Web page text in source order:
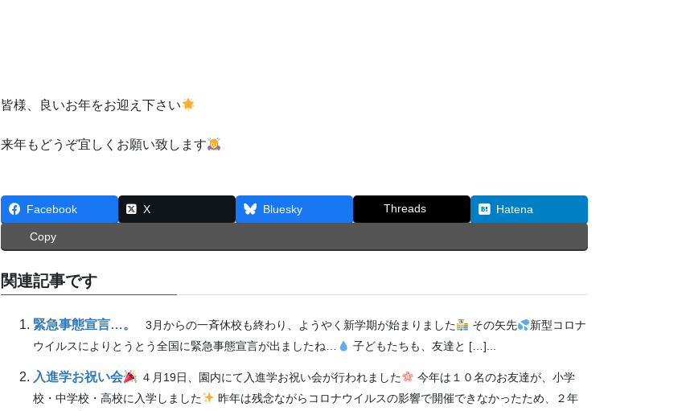
皆様、良いお年をお迎え下さい
来年もどうぞ宜しくお願い致します
Facebook X Bluesky Threads Hatena
Copy
関連記事です
緊急事態宣言…。 3月からの一斉休校も終わり、ようやく新学期が始まりました その矢先
新型コロナ
ウイルスによりとうとう全国に緊急事態宣言が出ましたね…
子どもたちも、友達と […]...
入進学お祝い会 ４月19日、園内にて入進学お祝い会が行われました
今年は１０名のお友達が、小学
校・中学校・高校に入学しました
昨年は残念ながらコロナウイルスの影響で開催できなかったため、２年